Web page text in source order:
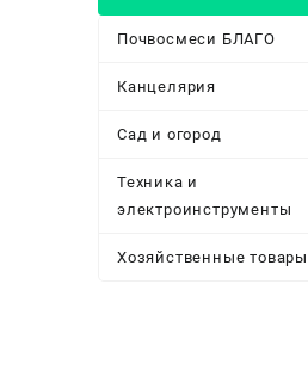
Почвосмеси БЛАГО
Канцелярия
Сад и огород
Техника и
электроинструменты
Хозяйственные товары